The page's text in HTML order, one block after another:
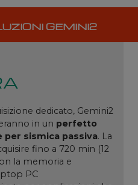
GEMINI2
dedicato, Gemini2
in un perfetto
per sismica passiva. La
fino a 720 min (12
la memoria e
PC